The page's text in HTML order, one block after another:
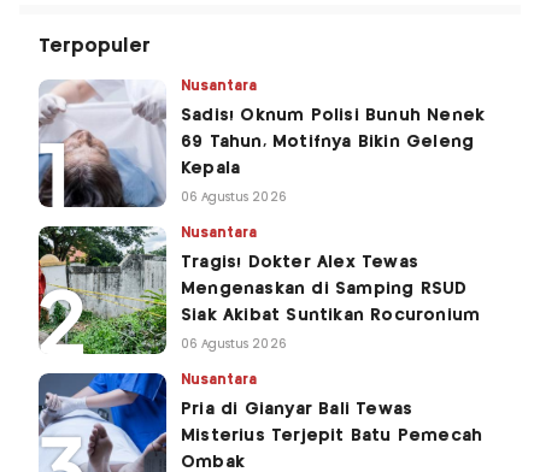
Terpopuler
Nusantara
Sadis! Oknum Polisi Bunuh Nenek
69 Tahun, Motifnya Bikin Geleng
Kepala
06 Agustus 2026
Nusantara
Tragis! Dokter Alex Tewas
Mengenaskan di Samping RSUD
Siak Akibat Suntikan Rocuronium
06 Agustus 2026
Nusantara
Pria di Gianyar Bali Tewas
Misterius Terjepit Batu Pemecah
Ombak